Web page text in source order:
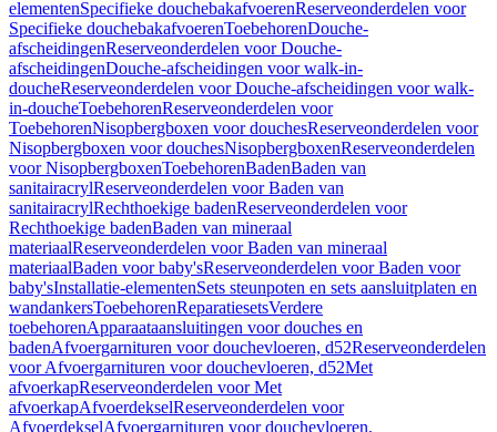
elementenSpecifieke douchebakafvoerenReserveonderdelen voor
Specifieke douchebakafvoerenToebehorenDouche-
afscheidingenReserveonderdelen voor Douche-
afscheidingenDouche-afscheidingen voor walk-in-
doucheReserveonderdelen voor Douche-afscheidingen voor walk-
in-doucheToebehorenReserveonderdelen voor
ToebehorenNisopbergboxen voor douchesReserveonderdelen voor
Nisopbergboxen voor douchesNisopbergboxenReserveonderdelen
voor NisopbergboxenToebehorenBadenBaden van
sanitairacrylReserveonderdelen voor Baden van
sanitairacrylRechthoekige badenReserveonderdelen voor
Rechthoekige badenBaden van mineraal
materiaalReserveonderdelen voor Baden van mineraal
materiaalBaden voor baby'sReserveonderdelen voor Baden voor
baby'sInstallatie-elementenSets steunpoten en sets aansluitplaten en
wandankersToebehorenReparatiesetsVerdere
toebehorenApparaataansluitingen voor douches en
badenAfvoergarnituren voor douchevloeren, d52Reserveonderdelen
voor Afvoergarnituren voor douchevloeren, d52Met
afvoerkapReserveonderdelen voor Met
afvoerkapAfvoerdekselReserveonderdelen voor
AfvoerdekselAfvoergarnituren voor douchevloeren,